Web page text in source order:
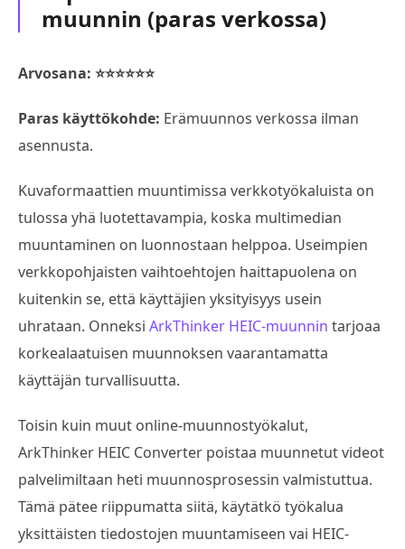
muunnin (paras verkossa)
Arvosana: ⭐⭐⭐⭐⭐⭐
Paras käyttökohde: Erämuunnos verkossa ilman
asennusta.
Kuvaformaattien muuntimissa verkkotyökaluista on
tulossa yhä luotettavampia, koska multimedian
muuntaminen on luonnostaan helppoa. Useimpien
verkkopohjaisten vaihtoehtojen haittapuolena on
kuitenkin se, että käyttäjien yksityisyys usein
uhrataan. Onneksi ArkThinker HEIC-muunnin tarjoaa
korkealaatuisen muunnoksen vaarantamatta
käyttäjän turvallisuutta.
Toisin kuin muut online-muunnostyökalut,
ArkThinker HEIC Converter poistaa muunnetut videot
palvelimiltaan heti muunnosprosessin valmistuttua.
Tämä pätee riippumatta siitä, käytätkö työkalua
yksittäisten tiedostojen muuntamiseen vai HEIC-